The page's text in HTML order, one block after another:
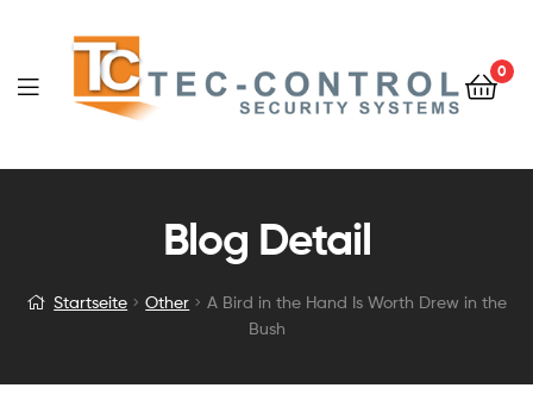
0
Blog Detail
Startseite Other
A Bird in the Hand Is Worth Drew in the
Bush